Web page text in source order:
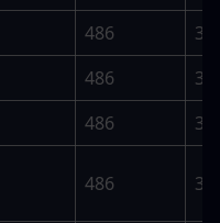
486
37
486
37
486
37
486 37